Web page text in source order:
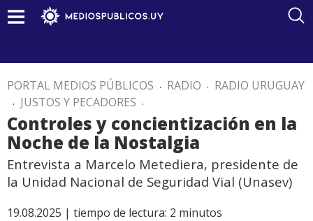
PORTAL MEDIOS PÚBLICOS . RADIO . RADIO URUGUAY
. JUSTOS Y PECADORES .
Controles y concientización en la
Noche de la Nostalgia
Entrevista a Marcelo Metediera, presidente de
la Unidad Nacional de Seguridad Vial (Unasev)
19.08.2025 | tiempo de lectura: 2 minutos